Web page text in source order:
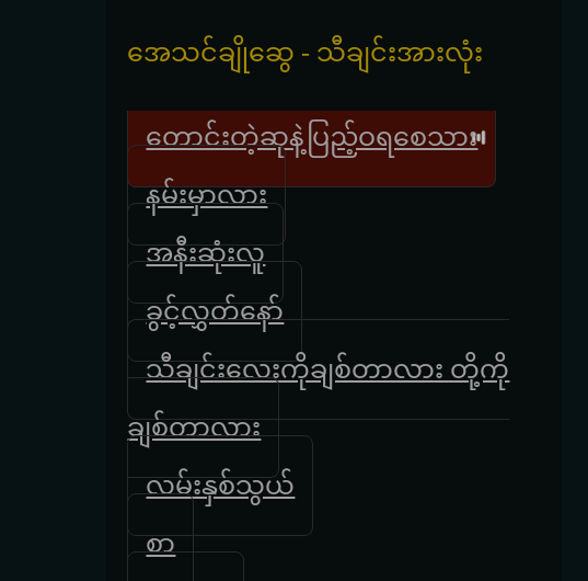
အေသင်ချိုဆွေ - သီချင်းအားလုံး
တောင်းတဲ့ဆုနဲ့ပြည့်ဝရစေသား
နမ်းမှာလား
အနီးဆုံးလူ
ခွင့်လွှတ်နော်
သီချင်းလေးကိုချစ်တာလား တို့ကို
ချစ်တာလား
လမ်းနှစ်သွယ်
စာ